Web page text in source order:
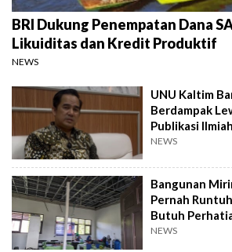
BRI Dukung Penempatan Dana
Likuiditas dan Kredit Produktif
NEWS
UNU Kaltim
Berdampak
Publikasi Ilmiah
NEWS
Bangunan
Pernah
Butuh
NEWS